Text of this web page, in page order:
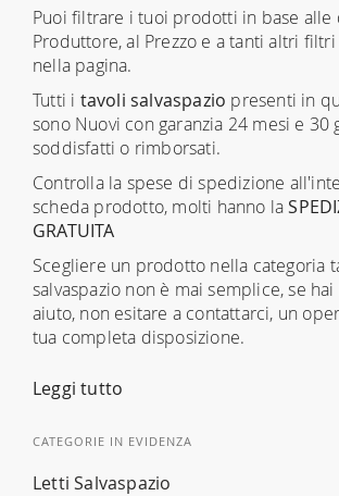
Puoi filtrare i tuoi prodotti in base
Produttore, al Prezzo e a tanti altri
nella pagina.
Tutti i tavoli salvaspazio presenti in
sono Nuovi con garanzia 24 mesi e 30
soddisfatti o rimborsati.
Controlla la spese di spedizione
scheda prodotto, molti hanno la
GRATUITA
Scegliere un prodotto nella categoria
salvaspazio non è mai semplice, se
aiuto, non esitare a contattarci, un
tua completa disposizione.
Leggi tutto
CATEGORIE IN EVIDENZA
Letti Salvaspazio